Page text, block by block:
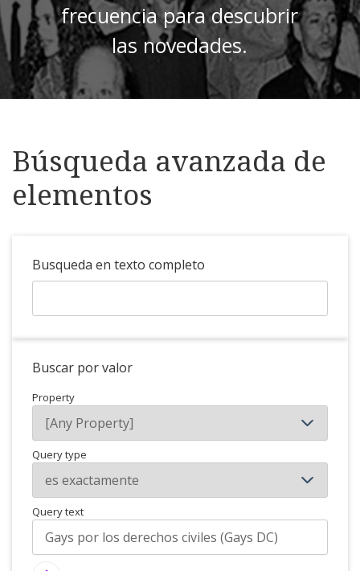
frecuencia para descubrir
las novedades.
Búsqueda avanzada de
elementos
Busqueda en texto completo
Buscar por valor
Property
Query type
Query text